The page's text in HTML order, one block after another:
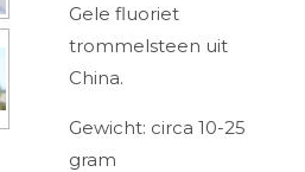
Gele fluoriet
trommelsteen uit
China.
Gewicht: circa 10-25
gram